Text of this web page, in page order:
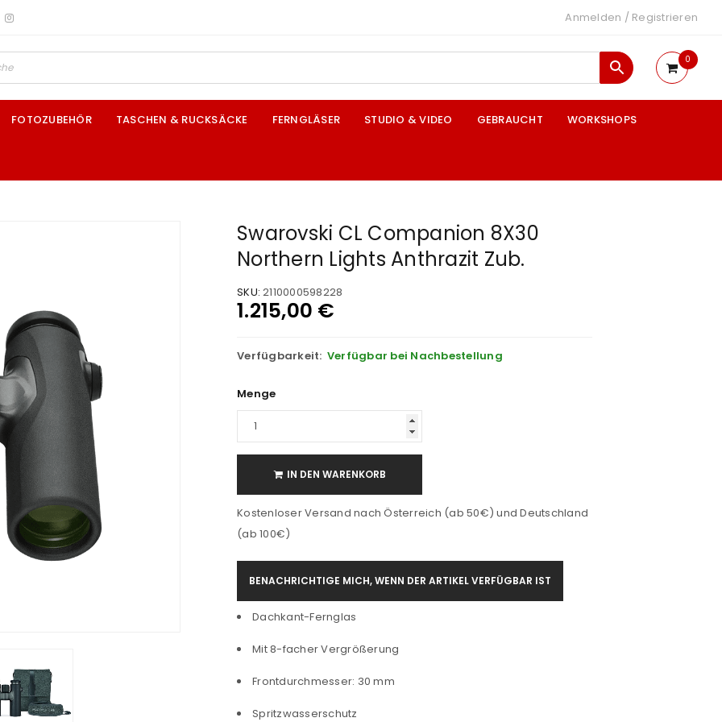
Anmelden / Registrieren
0
FOTOZUBEHÖR TASCHEN & RUCKSÄCKE FERNGLÄSER STUDIO & VIDEO GEBRAUCHT WORKSHOPS
Swarovski CL Companion 8X30
Northern Lights Anthrazit Zub.
SKU: 2110000598228
1.215,00 €
Verfügbarkeit: Verfügbar bei Nachbestellung
Menge
IN DEN WARENKORB
Kostenloser Versand nach Österreich (ab 50€) und Deutschland
(ab 100€)
BENACHRICHTIGE MICH, WENN DER ARTIKEL VERFÜGBAR IST
Dachkant-Fernglas
Mit 8-facher Vergrößerung
Frontdurchmesser: 30 mm
Spritzwasserschutz